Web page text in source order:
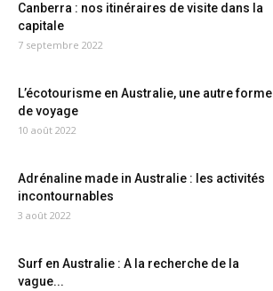
Canberra : nos itinéraires de visite dans la
capitale
7 septembre 2022
L’écotourisme en Australie, une autre forme
de voyage
10 août 2022
Adrénaline made in Australie : les activités
incontournables
3 août 2022
Surf en Australie : A la recherche de la
vague...